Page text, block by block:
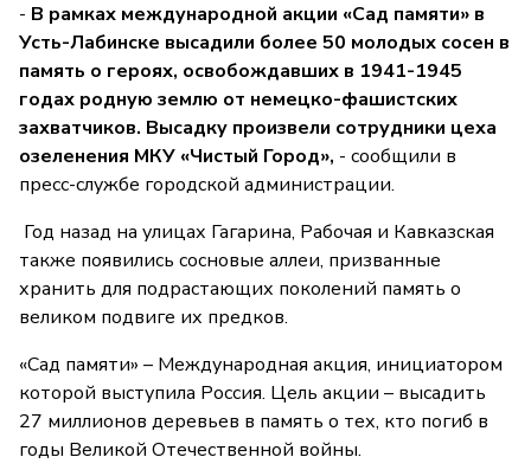
- В рамках международной акции «Сад памяти» в
Усть-Лабинске высадили более 50 молодых сосен в
память о героях, освобождавших в 1941-1945
годах родную землю от немецко-фашистских
захватчиков. Высадку произвели сотрудники цеха
озеленения МКУ «Чистый Город», - сообщили в
пресс-службе городской администрации.
Год назад на улицах Гагарина, Рабочая и Кавказская
также появились сосновые аллеи, призванные
хранить для подрастающих поколений память о
великом подвиге их предков.
«Сад памяти» – Международная акция, инициатором
которой выступила Россия. Цель акции – высадить
27 миллионов деревьев в память о тех, кто погиб в
годы Великой Отечественной войны.